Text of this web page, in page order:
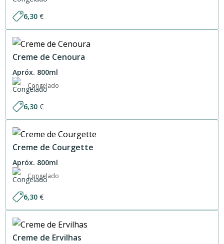
6,30 €
Creme de Cenoura
Apróx. 800ml
Congelado
6,30 €
Creme de Courgette
Apróx. 800ml
Congelado
6,30 €
Creme de Ervilhas